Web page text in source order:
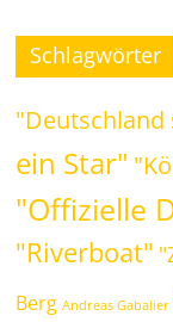
Schlagwörter
"Deutschland
ein Star"
"Offizielle
"Riverboat"
Berg Andreas Gabalier